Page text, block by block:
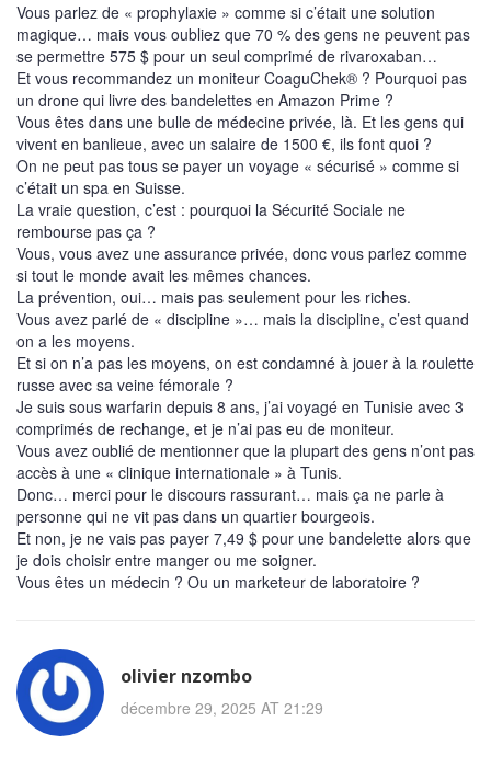
Vous parlez de « prophylaxie » comme si c’était une solution
magique… mais vous oubliez que 70 % des gens ne peuvent pas
se permettre 575 $ pour un seul comprimé de rivaroxaban…
Et vous recommandez un moniteur CoaguChek® ? Pourquoi pas
un drone qui livre des bandelettes en Amazon Prime ?
Vous êtes dans une bulle de médecine privée, là. Et les gens qui
vivent en banlieue, avec un salaire de 1500 €, ils font quoi ?
On ne peut pas tous se payer un voyage « sécurisé » comme si
c’était un spa en Suisse.
La vraie question, c’est : pourquoi la Sécurité Sociale ne
rembourse pas ça ?
Vous, vous avez une assurance privée, donc vous parlez comme
si tout le monde avait les mêmes chances.
La prévention, oui… mais pas seulement pour les riches.
Vous avez parlé de « discipline »… mais la discipline, c’est quand
on a les moyens.
Et si on n’a pas les moyens, on est condamné à jouer à la roulette
russe avec sa veine fémorale ?
Je suis sous warfarin depuis 8 ans, j’ai voyagé en Tunisie avec 3
comprimés de rechange, et je n’ai pas eu de moniteur.
Vous avez oublié de mentionner que la plupart des gens n’ont pas
accès à une « clinique internationale » à Tunis.
Donc… merci pour le discours rassurant… mais ça ne parle à
personne qui ne vit pas dans un quartier bourgeois.
Et non, je ne vais pas payer 7,49 $ pour une bandelette alors que
je dois choisir entre manger ou me soigner.
Vous êtes un médecin ? Ou un marketeur de laboratoire ?
olivier nzombo
décembre 29, 2025 AT 21:29